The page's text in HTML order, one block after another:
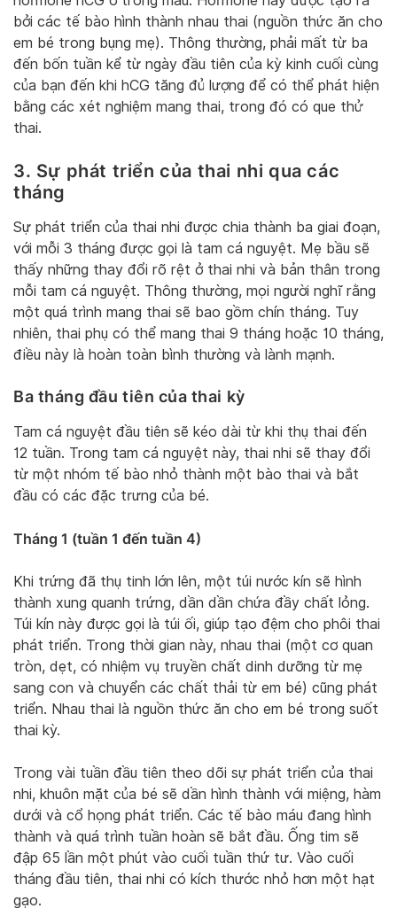
bởi các tế bào hình thành nhau thai (nguồn thức ăn cho
em bé trong bụng mẹ). Thông thường, phải mất từ ​​ba
đến bốn tuần kể từ ngày đầu tiên của kỳ kinh cuối cùng
của bạn đến khi hCG tăng đủ lượng để có thể phát hiện
bằng các xét nghiệm mang thai, trong đó có que thử
thai.
3. Sự phát triển của thai nhi qua các
tháng
Sự phát triển của thai nhi được chia thành ba giai đoạn,
với mỗi 3 tháng được gọi là tam cá nguyệt. Mẹ bầu sẽ
thấy những thay đổi rõ rệt ở thai nhi và bản thân trong
mỗi tam cá nguyệt. Thông thường, mọi người nghĩ rằng
một quá trình mang thai sẽ bao gồm chín tháng. Tuy
nhiên, thai phụ có thể mang thai 9 tháng hoặc 10 tháng,
điều này là hoàn toàn bình thường và lành mạnh.
Ba tháng đầu tiên của thai kỳ
Tam cá nguyệt đầu tiên sẽ kéo dài từ khi thụ thai đến
12 tuần. Trong tam cá nguyệt này, thai nhi sẽ thay đổi
từ một nhóm tế bào nhỏ thành một bào thai và bắt
đầu có các đặc trưng của bé.
Tháng 1 (tuần 1 đến tuần 4)
Khi trứng đã thụ tinh lớn lên, một túi nước kín sẽ hình
thành xung quanh trứng, dần dần chứa đầy chất lỏng.
Túi kín này được gọi là túi ối, giúp tạo đệm cho phôi thai
phát triển. Trong thời gian này, nhau thai (một cơ quan
tròn, dẹt, có nhiệm vụ truyền chất dinh dưỡng từ mẹ
sang con và chuyển các chất thải từ em bé) cũng phát
triển. Nhau thai là nguồn thức ăn cho em bé trong suốt
thai kỳ.
Trong vài tuần đầu tiên theo dõi sự phát triển của thai
nhi, khuôn mặt của bé sẽ dần hình thành với miệng, hàm
dưới và cổ họng phát triển. Các tế bào máu đang hình
thành và quá trình tuần hoàn sẽ bắt đầu. Ống tim sẽ
đập 65 lần một phút vào cuối tuần thứ tư. Vào cuối
tháng đầu tiên, thai nhi có kích thước nhỏ hơn một hạt
gạo.